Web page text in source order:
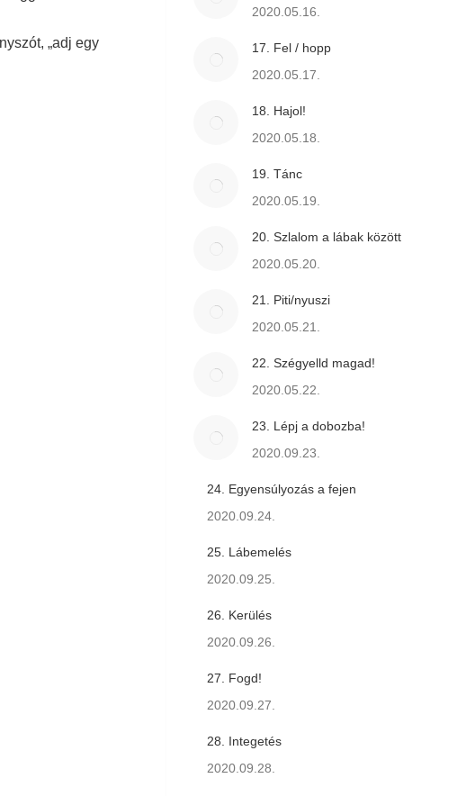
„adj egy
2020.05.16.
17. Fel / hopp
2020.05.17.
18. Hajol!
2020.05.18.
19. Tánc
2020.05.19.
20. Szlalom a lábak között
2020.05.20.
21. Piti/nyuszi
2020.05.21.
22. Szégyelld magad!
2020.05.22.
23. Lépj a dobozba!
2020.09.23.
24. Egyensúlyozás a fejen
2020.09.24.
25. Lábemelés
2020.09.25.
26. Kerülés
2020.09.26.
27. Fogd!
2020.09.27.
28. Integetés
2020.09.28.